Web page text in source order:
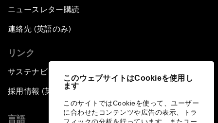
このウェブサイトはCookieを使用し
ます
このサイトではCookieを使って、ユーザー
に合わせたコンテンツや広告の表示、トラ
ニュースレター購読
連絡先 (英語のみ)
リンク
サステナビリティへの取り組み
採用情報 (英語のみ)
言語